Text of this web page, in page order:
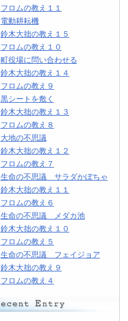
フロムの教え１１
電動耕耘機
鈴木大拙の教え１５
フロムの教え１０
町役場に問い合わせる
鈴木大拙の教え１４
フロムの教え９
黒シートを敷く
鈴木大拙の教え１３
フロムの教え８
大地の不思議
鈴木大拙の教え１２
フロムの教え７
生命の不思議 サラダかぼちゃ
鈴木大拙の教え１１
フロムの教え６
生命の不思議 メダカ池
鈴木大拙の教え１０
フロムの教え５
生命の不思議 フェイジョア
鈴木大拙の教え９
フロムの教え４